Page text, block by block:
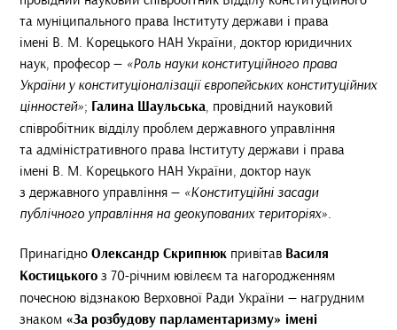
та муніципального права Інституту держави і права
імені В. М. Корецького НАН України, доктор юридичних
наук, професор — «Роль науки конституційного права
України у конституціоналізації європейських конституційних
цінностей»; Галина Шаульська, провідний науковий
співробітник відділу проблем державного управління
та адміністративного права Інституту держави і права
імені В. М. Корецького НАН України, доктор наук
з державного управління — «Конституційні засади
публічного управління на деокупованих територіях».
ПринагідноОлександр Скрипнюк привітав Василя
Костицького з 70-річним ювілеєм та нагородженням
почесною відзнакою Верховної Ради України — нагрудним
знаком «За розбудову парламентаризму» імені